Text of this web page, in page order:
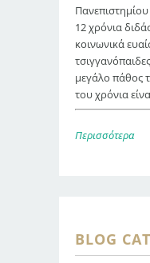
12 χρόνια
κοινωνικά
μεγάλο πάθος
του χρόνια
Περισσότερα
BLOG